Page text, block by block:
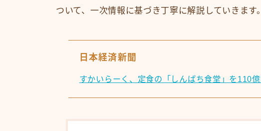
ついて、一次情報に基づき丁寧に解説していきます。
日本経済新聞
すかいらーく、定食の「しんぱち食堂」を110